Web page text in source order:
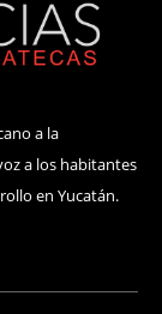
a la
a los habitantes
en Yucatán.